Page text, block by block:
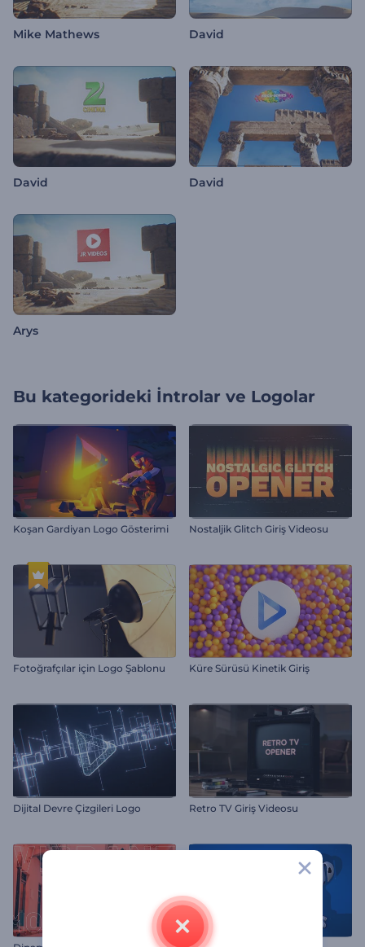
Mike Mathews David
David David
Arys
Bu kategorideki İntrolar ve Logolar
Koşan Gardiyan Logo Gösterimi Nostaljik Glitch Giriş Videosu
Fotoğrafçılar için Logo Şablonu Küre Sürüsü Kinetik Giriş
Dijital Devre Çizgileri Logo Retro TV Giriş Videosu